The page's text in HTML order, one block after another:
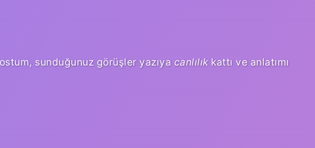
sunduğunuz görüşler yazıya canlılıkkattı ve anlatımı